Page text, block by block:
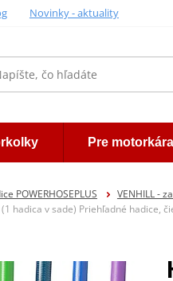
Novinky - aktuality
Pre motorkára
POWERHOSEPLUS
VENHILL -
(1 hadica v sade) Priehľadné hadice,